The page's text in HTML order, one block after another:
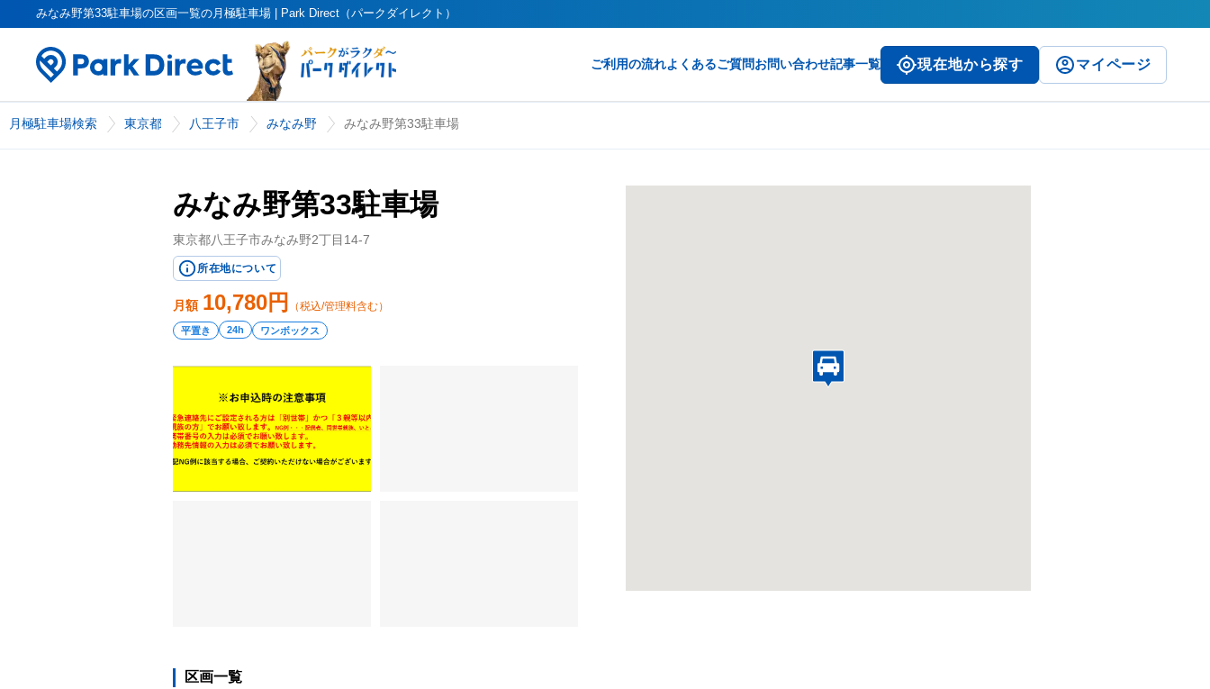
みなみ野第33駐車場の区画一覧の月極駐車場 | Park Direct（パークダイレクト）
ご利用の流れよくあるご質問お問い合わせ記事一覧 現在地から探す マイページ
月極駐車場検索 東京都 八王子市 みなみ野 みなみ野第33駐車場
みなみ野第33駐車場
東京都八王子市みなみ野2丁目14-7
所在地について
月額 10,780円 （税込/管理料含む）
平置き 24h ワンボックス
区画一覧